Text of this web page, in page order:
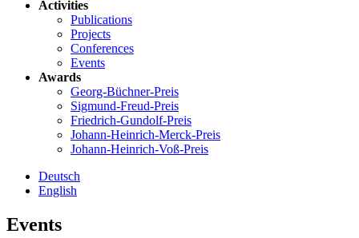
Activities
Publications
Projects
Conferences
Events
Awards
Georg-Büchner-Preis
Sigmund-Freud-Preis
Friedrich-Gundolf-Preis
Johann-Heinrich-Merck-Preis
Johann-Heinrich-Voß-Preis
Deutsch
English
Events